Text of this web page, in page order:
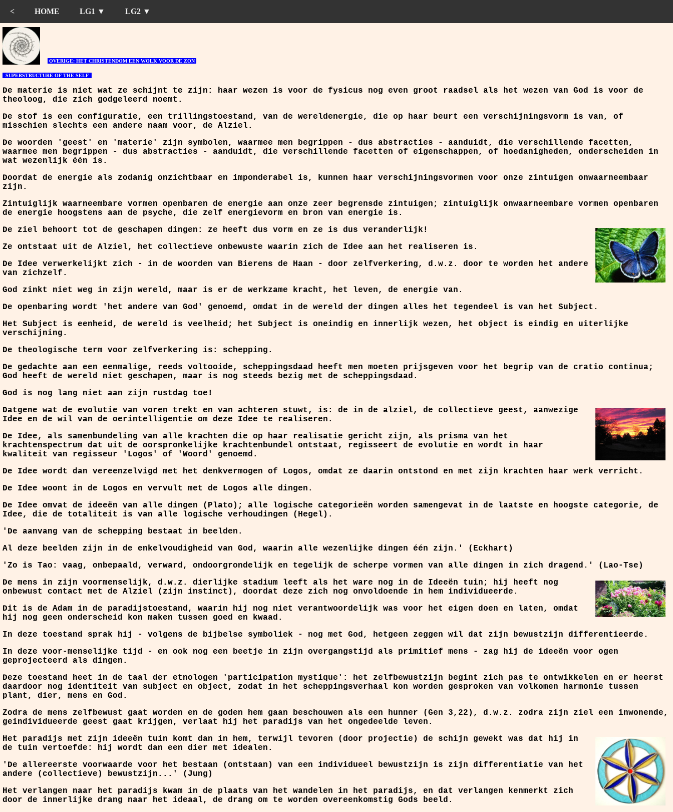
< HOME LG1 ▼ LG2 ▼
OVERIGE: HET CHRISTENDOM EEN WOLK VOOR DE ZON
SUPERSTRUCTURE OF THE SELF
De materie is niet wat ze schijnt te zijn: haar wezen is voor de fysicus nog even groot raadsel als het wezen van God is voor de
theoloog, die zich godgeleerd noemt.
De stof is een configuratie, een trillingstoestand, van de wereldenergie, die op haar beurt een verschijningsvorm is van, of
misschien slechts een andere naam voor, de Alziel.
De woorden 'geest' en 'materie' zijn symbolen, waarmee men begrippen - dus abstracties - aanduidt, die verschillende facetten,
waarmee men begrippen - dus abstracties - aanduidt, die verschillende facetten of eigenschappen, of hoedanigheden, onderscheiden in
wat wezenlijk één is.
Doordat de energie als zodanig onzichtbaar en imponderabel is, kunnen haar verschijningsvormen voor onze zintuigen onwaarneembaar
zijn.
Zintuiglijk waarneembare vormen openbaren de energie aan onze zeer begrensde zintuigen; zintuiglijk onwaarneembare vormen openbaren
de energie hoogstens aan de psyche, die zelf energievorm en bron van energie is.
De ziel behoort tot de geschapen dingen: ze heeft dus vorm en ze is dus veranderlijk!
Ze ontstaat uit de Alziel, het collectieve onbewuste waarin zich de Idee aan het realiseren is.
De Idee verwerkelijkt zich - in de woorden van Bierens de Haan - door zelfverkering, d.w.z. door te worden het andere
van zichzelf.
God zinkt niet weg in zijn wereld, maar is er de werkzame kracht, het leven, de energie van.
De openbaring wordt 'het andere van God' genoemd, omdat in de wereld der dingen alles het tegendeel is van het Subject.
Het Subject is eenheid, de wereld is veelheid; het Subject is oneindig en innerlijk wezen, het object is eindig en uiterlijke
verschijning.
De theologische term voor zelfverkering is: schepping.
De gedachte aan een eenmalige, reeds voltooide, scheppingsdaad heeft men moeten prijsgeven voor het begrip van de cratio continua;
God heeft de wereld niet geschapen, maar is nog steeds bezig met de scheppingsdaad.
God is nog lang niet aan zijn rustdag toe!
Datgene wat de evolutie van voren trekt en van achteren stuwt, is: de in de alziel, de collectieve geest, aanwezige
Idee en de wil van de oerintelligentie om deze Idee te realiseren.
De Idee, als samenbundeling van alle krachten die op haar realisatie gericht zijn, als prisma van het
krachtenspectrum dat uit de oorspronkelijke krachtenbundel ontstaat, regisseert de evolutie en wordt in haar
kwaliteit van regisseur 'Logos' of 'Woord' genoemd.
De Idee wordt dan vereenzelvigd met het denkvermogen of Logos, omdat ze daarin ontstond en met zijn krachten haar werk verricht.
De Idee woont in de Logos en vervult met de Logos alle dingen.
De Idee omvat de ideeën van alle dingen (Plato); alle logische categorieën worden samengevat in de laatste en hoogste categorie, de
Idee, die de totaliteit is van alle logische verhoudingen (Hegel).
'De aanvang van de schepping bestaat in beelden.
Al deze beelden zijn in de enkelvoudigheid van God, waarin alle wezenlijke dingen één zijn.' (Eckhart)
'Zo is Tao: vaag, onbepaald, verward, ondoorgrondelijk en tegelijk de scherpe vormen van alle dingen in zich dragend.' (Lao-Tse)
De mens in zijn voormenselijk, d.w.z. dierlijke stadium leeft als het ware nog in de Ideeën tuin; hij heeft nog
onbewust contact met de Alziel (zijn instinct), doordat deze zich nog onvoldoende in hem individueerde.
Dit is de Adam in de paradijstoestand, waarin hij nog niet verantwoordelijk was voor het eigen doen en laten, omdat
hij nog geen onderscheid kon maken tussen goed en kwaad.
In deze toestand sprak hij - volgens de bijbelse symboliek - nog met God, hetgeen zeggen wil dat zijn bewustzijn differentieerde.
In deze voor-menselijke tijd - en ook nog een beetje in zijn overgangstijd als primitief mens - zag hij de ideeën voor ogen
geprojecteerd als dingen.
Deze toestand heet in de taal der etnologen 'participation mystique': het zelfbewustzijn begint zich pas te ontwikkelen en er heerst
daardoor nog identiteit van subject en object, zodat in het scheppingsverhaal kon worden gesproken van volkomen harmonie tussen
plant, dier, mens en God.
Zodra de mens zelfbewust gaat worden en de goden hem gaan beschouwen als een hunner (Gen 3,22), d.w.z. zodra zijn ziel een inwonende,
geindividueerde geest gaat krijgen, verlaat hij het paradijs van het ongedeelde leven.
Het paradijs met zijn ideeën tuin komt dan in hem, terwijl tevoren (door projectie) de schijn gewekt was dat hij in
de tuin vertoefde: hij wordt dan een dier met idealen.
'De allereerste voorwaarde voor het bestaan (ontstaan) van een individueel bewustzijn is zijn differentiatie van het
andere (collectieve) bewustzijn...' (Jung)
Het verlangen naar het paradijs kwam in de plaats van het wandelen in het paradijs, en dat verlangen kenmerkt zich
door de innerlijke drang naar het ideaal, de drang om te worden overeenkomstig Gods beeld.